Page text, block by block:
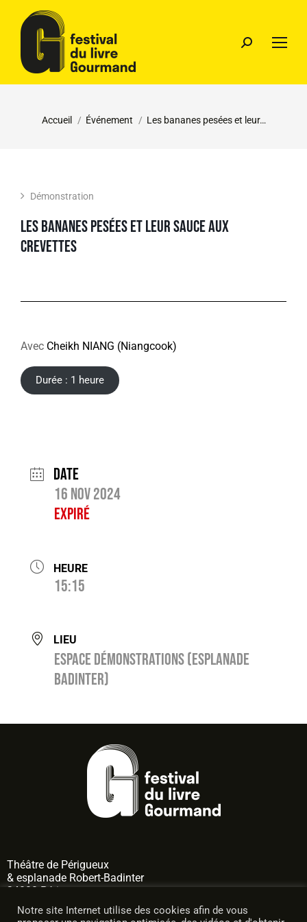
Vous êtes ici :
Accueil Événement Les bananes pesées et leur…
Démonstration
Les bananes pesées et leur sauce aux
crevettes
Avec Cheikh NIANG (Niangcook)
Durée : 1 heure
Date
16 Nov 2024
Expiré
HEURE
15:15
LIEU
Espace démonstrations (esplanade
Badinter)
Théâtre de Périgueux
& esplanade Robert-Badinter
24000 Périgueux
Notre site Internet utilise des cookies afin de vous